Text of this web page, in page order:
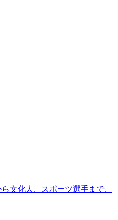
文化人、スポーツ選手まで、